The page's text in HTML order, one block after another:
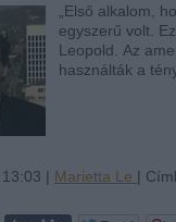
„Első alkalom,
egyszerű volt.
Leopold. Az
használták a
| Marietta Le |